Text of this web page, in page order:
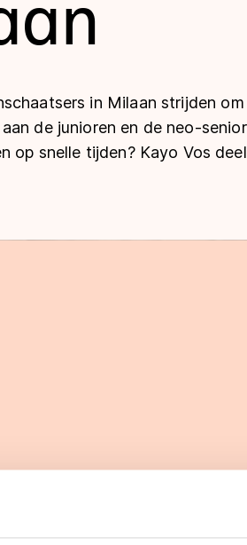
in Milaan strijden
de junioren en de neo-
op snelle tijden? Kayo Vos